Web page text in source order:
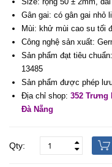
Gân gai: có gân gai nhỏ
Mùi: khử mùi cao su tối
Công nghệ sản xuất:
Sản phẩm đạt tiêu
13485
Sản phẩm được phép
Địa chỉ shop: 352 Trưng
Đà Nẵng